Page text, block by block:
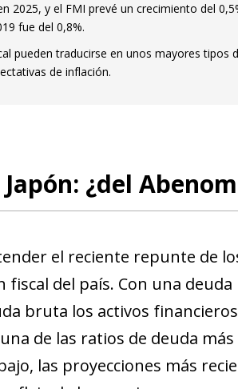
2025, y el FMI prevé un crecimiento del
fue del 0,8%.
pueden traducirse en unos mayores
de inflación.
¿del
el reciente repunte de
del país. Con una
bruta los activos
de las ratios de deuda
las proyecciones más